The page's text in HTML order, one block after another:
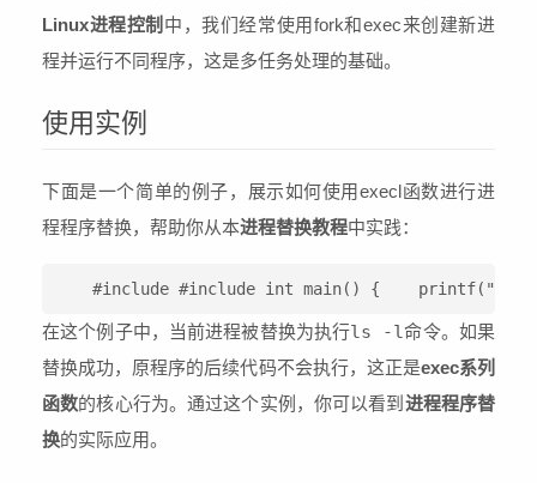
Linux进程控制 中，我们经常使用fork和exec来创建新进
程并运行不同程序，这是多任务处理的基础。
使用实例
下面是一个简单的例子，展示如何使用execl函数进行进
程程序替换，帮助你从本进程替换教程中实践：
#include #include int main() {
在这个例子中，当前进程被替换为执行ls -l命令。如果
替换成功，原程序的后续代码不会执行，这正是exec系列
函数的核心行为。通过这个实例，你可以看到 进程程序替
换的实际应用。